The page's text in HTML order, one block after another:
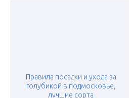
Правила посадки и ухода за
голубикой в подмосковье,
лучшие сорта